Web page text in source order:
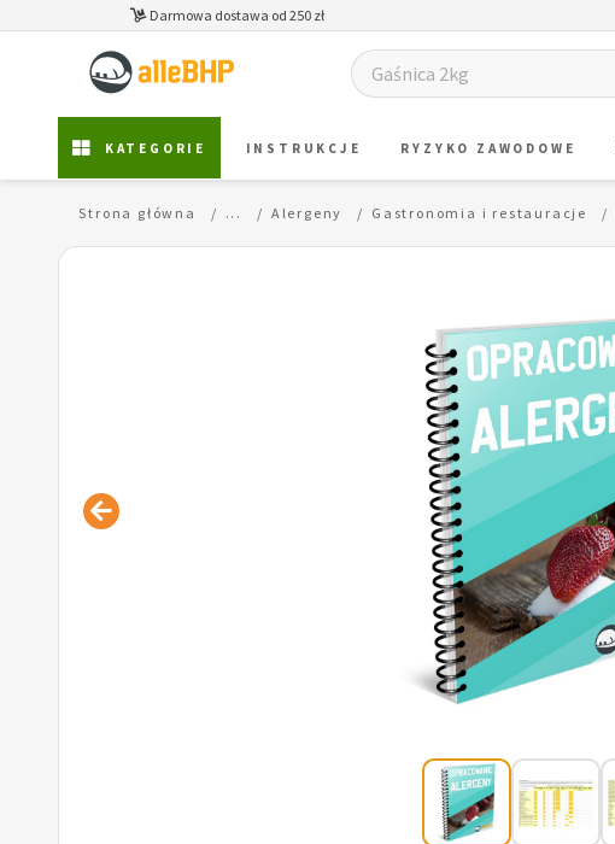
Darmowa dostawa od 250 zł
KATEGORIE INSTRUKCJE RYZYKO ZAWODOWE
Strona główna ... Alergeny Gastronomia i restauracje